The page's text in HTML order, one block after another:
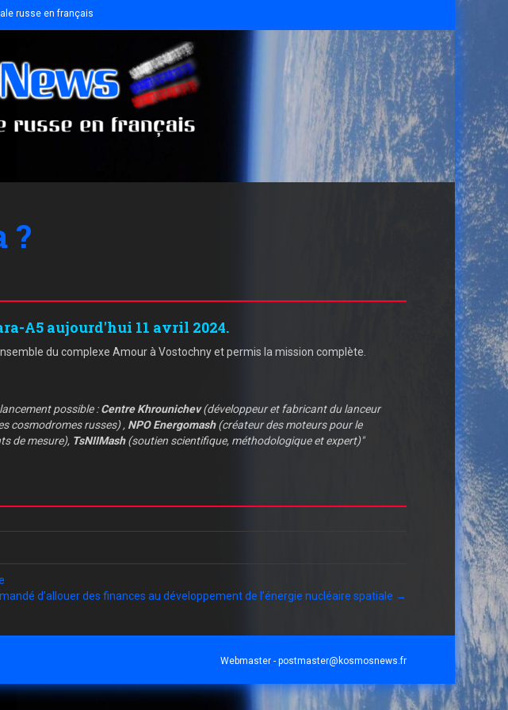
russe en français
?
A5 aujourd'hui 11 avril 2024.
du complexe Amour à Vostochny et permis la mission complète.
possible :Centre Khrounichev(développeur et fabricant du lanceur
cosmodromes russes) , NPO Energomash(créateur des moteurs pour le
de mesure), TsNIIMash(soutien scientifique, méthodologique et expert)"
d’allouer des finances au développement de l’énergie nucléaire spatiale →
Webmaster -postmaster@kosmosnews.fr